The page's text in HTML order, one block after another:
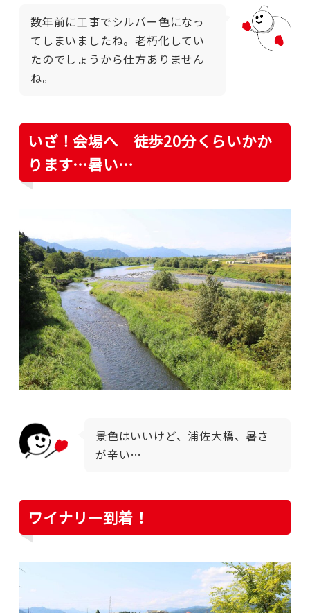
数年前に工事でシルバー色になっ
てしまいましたね。老朽化してい
たのでしょうから仕方ありません
ね。
いざ！会場へ 徒歩20分くらいかか
ります…暑い…
景色はいいけど、浦佐大橋、 暑さ
が辛い…
ワイナリー到着！